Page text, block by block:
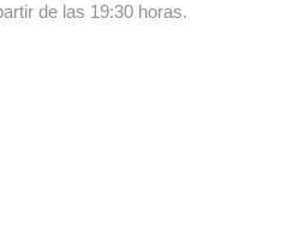
de las 19:30 horas.